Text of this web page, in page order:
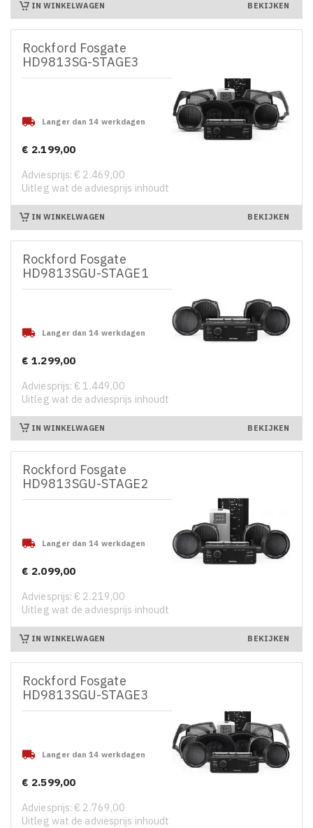
IN WINKELWAGEN BEKIJKEN
Rockford Fosgate
HD9813SG-STAGE3
 Langer dan 14 werkdagen
Prijs
€ 2.199,00
Adviesprijs: € 2.469,00
Uitleg wat de adviesprijs inhoudt
IN WINKELWAGEN BEKIJKEN
Rockford Fosgate
HD9813SGU-STAGE1
 Langer dan 14 werkdagen
Prijs
€ 1.299,00
Adviesprijs: € 1.449,00
Uitleg wat de adviesprijs inhoudt
IN WINKELWAGEN BEKIJKEN
Rockford Fosgate
HD9813SGU-STAGE2
 Langer dan 14 werkdagen
Prijs
€ 2.099,00
Adviesprijs: € 2.219,00
Uitleg wat de adviesprijs inhoudt
IN WINKELWAGEN BEKIJKEN
Rockford Fosgate
HD9813SGU-STAGE3
 Langer dan 14 werkdagen
Prijs
€ 2.599,00
Adviesprijs: € 2.769,00
Uitleg wat de adviesprijs inhoudt